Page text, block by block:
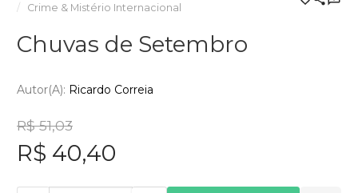
Crime & Mistério Internacional
Chuvas de Setembro
Autor(a): Ricardo Correia
R$ 51,03
R$ 40,40